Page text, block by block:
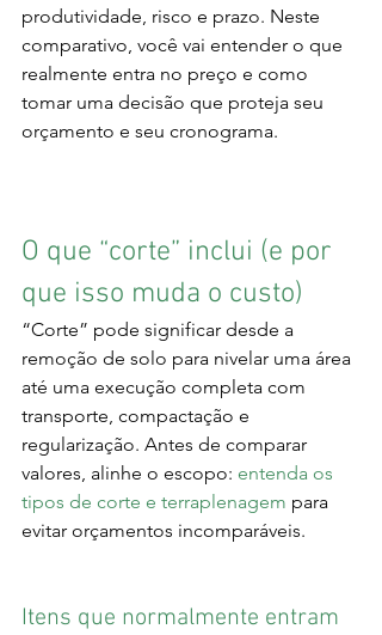
produtividade, risco e prazo. Neste
comparativo, você vai entender o que
realmente entra no preço e como
tomar uma decisão que proteja seu
orçamento e seu cronograma.
O que “corte” inclui (e por
que isso muda o custo)
“Corte” pode significar desde a
remoção de solo para nivelar uma área
até uma execução completa com
transporte, compactação e
regularização. Antes de comparar
valores, alinhe o escopo: entenda os
tipos de corte e terraplenagem para
evitar orçamentos incomparáveis.
Itens que normalmente entram